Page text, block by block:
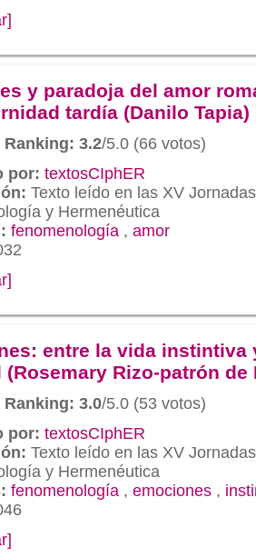
y paradoja del amor
tardía (Danilo Tapia)
Ranking: 3.2/5.0 (66 votos)
por: textosCIphER
Texto leído en las XV
y Hermenéutica
fenomenología , amor
entre la vida instintiva
(Rosemary Rizo-patrón de
Ranking: 3.0/5.0 (53 votos)
por: textosCIphER
Texto leído en las XV
y Hermenéutica
fenomenología , emociones ,